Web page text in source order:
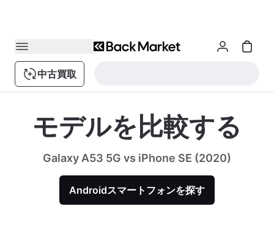
中古買取
モデルを比較する
Galaxy A53 5G vs iPhone SE (2020)
Androidスマートフォンを探す